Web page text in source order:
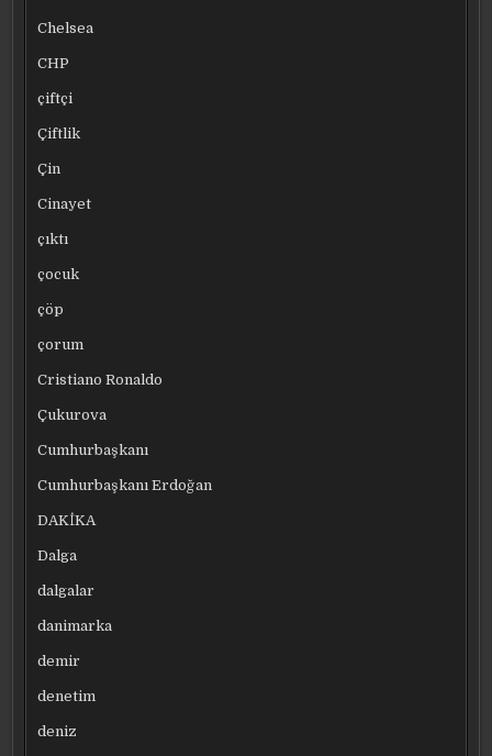
Chelsea
CHP
çiftçi
Çiftlik
Çin
Cinayet
çıktı
çocuk
çöp
çorum
Cristiano Ronaldo
Çukurova
Cumhurbaşkanı
Cumhurbaşkanı Erdoğan
DAKİKA
Dalga
dalgalar
danimarka
demir
denetim
deniz